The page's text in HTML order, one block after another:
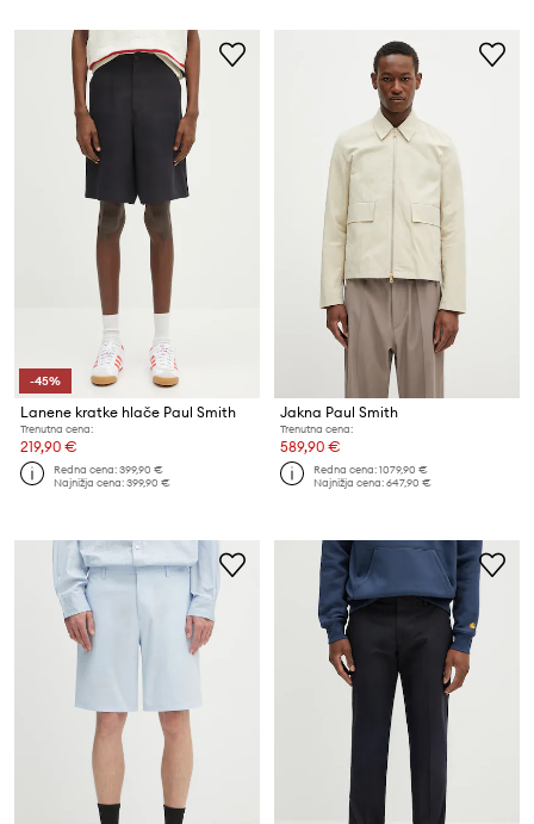
-45%
Lanene kratke hlače Paul Smith
Trenutna cena:
219,90 €
Redna cena:399,90 €
Najnižja cena:399,90 €
Jakna Paul Smith
Trenutna cena:
589,90 €
Redna cena:1079,90 €
Najnižja cena:647,90 €